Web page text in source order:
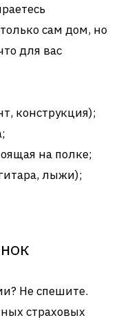
сам дом, но
для вас
конструкция);
на полке;
лыжи);
Не спешите.
страховых